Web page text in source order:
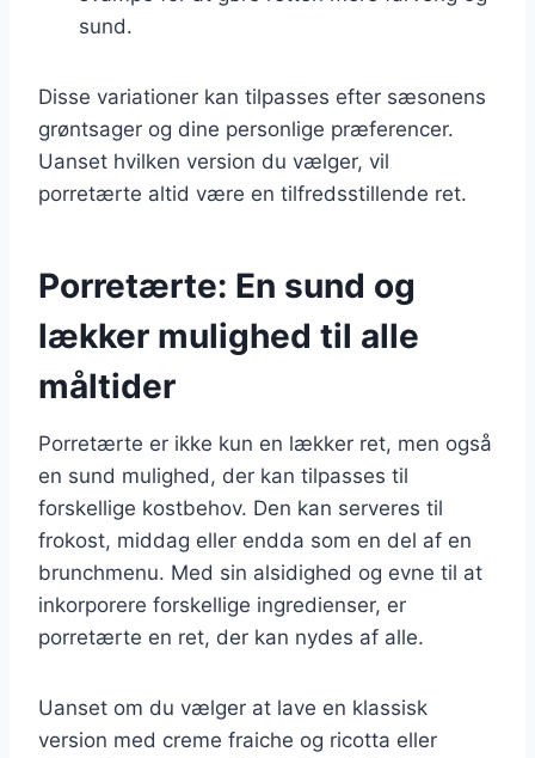
sund.
Disse variationer kan tilpasses efter sæsonens
grøntsager og dine personlige præferencer.
Uanset hvilken version du vælger, vil
porretærte altid være en tilfredsstillende ret.
Porretærte: En sund og
lækker mulighed til alle
måltider
Porretærte er ikke kun en lækker ret, men også
en sund mulighed, der kan tilpasses til
forskellige kostbehov. Den kan serveres til
frokost, middag eller endda som en del af en
brunchmenu. Med sin alsidighed og evne til at
inkorporere forskellige ingredienser, er
porretærte en ret, der kan nydes af alle.
Uanset om du vælger at lave en klassisk
version med creme fraiche og ricotta eller